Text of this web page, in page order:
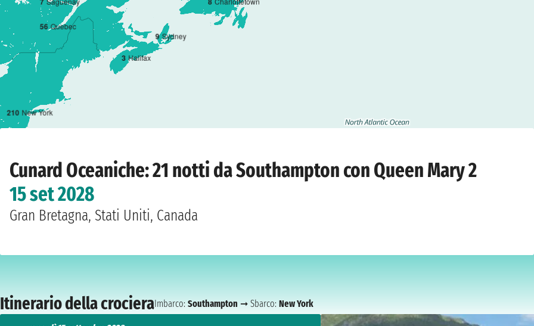
210 New York
3 Halifax
56 Quebec
9 Sydney
Cunard Oceaniche: 21 notti da Southampton con Queen Mary 2
15 set 2028
Gran Bretagna, Stati Uniti, Canada
Itinerario della crocieraImbarco: Southampton ➞ Sbarco: New York